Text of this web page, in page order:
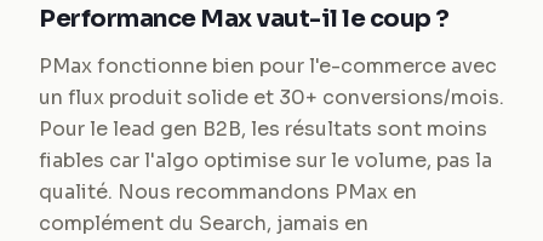
Performance Max vaut-il le coup ?
PMax fonctionne bien pour l'e-commerce avec
un flux produit solide et 30+ conversions/mois.
Pour le lead gen B2B, les résultats sont moins
fiables car l'algo optimise sur le volume, pas la
qualité. Nous recommandons PMax en
complément du Search, jamais en